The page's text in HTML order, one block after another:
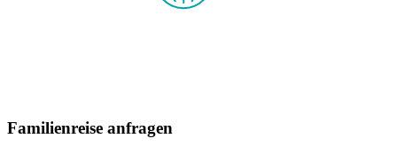
Familienreise anfragen